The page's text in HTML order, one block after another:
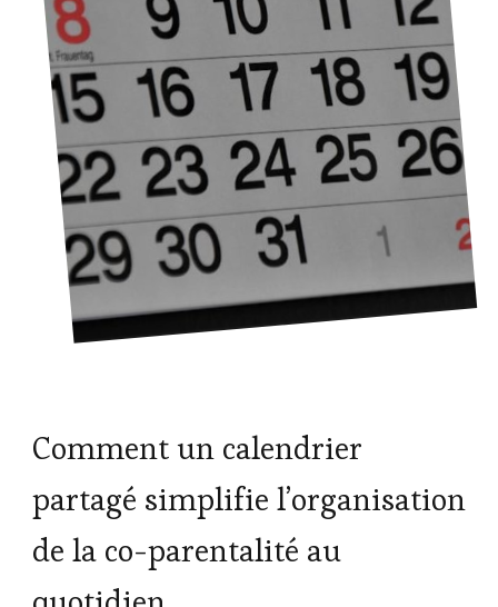
Comment un calendrier
partagé simplifie l’organisation
de la co-parentalité au